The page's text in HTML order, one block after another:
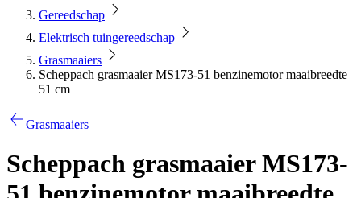
Gereedschap
Elektrisch tuingereedschap
Grasmaaiers
Scheppach grasmaaier MS173-51 benzinemotor maaibreedte
51 cm
Grasmaaiers
Scheppach grasmaaier MS173-